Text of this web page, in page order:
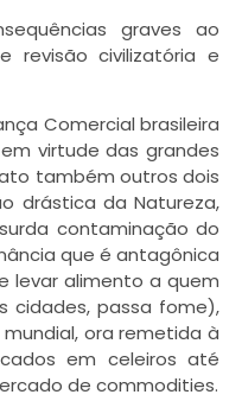
graves ao
revisão civilizatória e
Comercial brasileira
virtude das grandes
também outros dois
drástica da Natureza,
contaminação do
que é antagônica
levar alimento a quem
cidades, passa fome),
ora remetida à
em celeiros até
de commodities.